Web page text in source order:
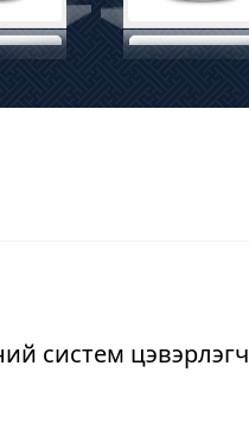
систем цэвэрлэгч